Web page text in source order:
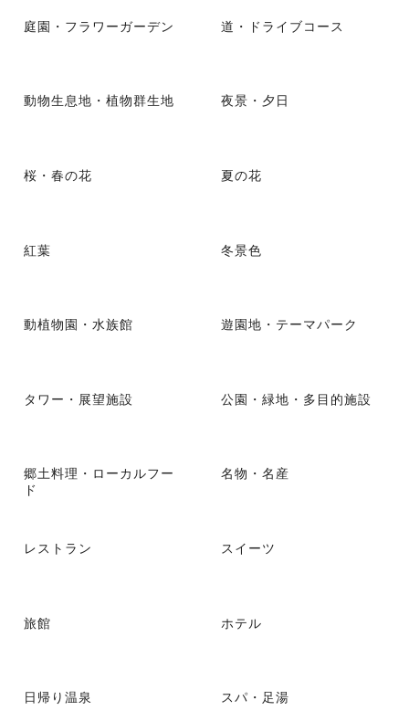
庭園・フラワーガーデン 道・ドライブコース
動物生息地・植物群生地 夜景・夕日
桜・春の花 夏の花
紅葉 冬景色
動植物園・水族館 遊園地・テーマパーク
タワー・展望施設 公園・緑地・多目的施設
郷土料理・ローカルフー
ド
名物・名産
レストラン スイーツ
旅館 ホテル
日帰り温泉 スパ・足湯